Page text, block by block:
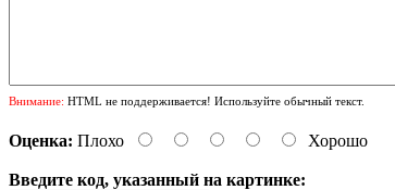
Внимание: HTML не поддерживается! Используйте обычный текст.
Оценка: Плохо Хорошо
Введите код, указанный на картинке: